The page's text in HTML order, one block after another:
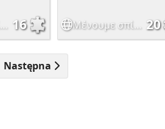
16 20
Następna